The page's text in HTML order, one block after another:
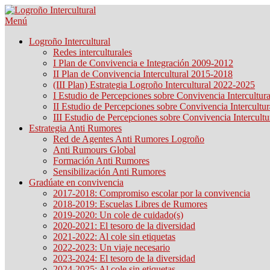
Saltar
contenido
Menú
Logroño Intercultural
Redes interculturales
I Plan de Convivencia e Integración 2009-2012
II Plan de Convivencia Intercultural 2015-2018
(III Plan) Estrategia Logroño Intercultural 2022-2025
I Estudio de Percepciones sobre Convivencia
II Estudio de Percepciones sobre Convivencia
III Estudio de Percepciones sobre Convivencia
Estrategia Anti Rumores
Red de Agentes Anti Rumores Logroño
Anti Rumours Global
Formación Anti Rumores
Sensibilización Anti Rumores
Gradúate en convivencia
2017-2018: Compromiso escolar por la convivencia
2018-2019: Escuelas Libres de Rumores
2019-2020: Un cole de cuidado(s)
2020-2021: El tesoro de la diversidad
2021-2022: Al cole sin etiquetas
2022-2023: Un viaje necesario
2023-2024: El tesoro de la diversidad